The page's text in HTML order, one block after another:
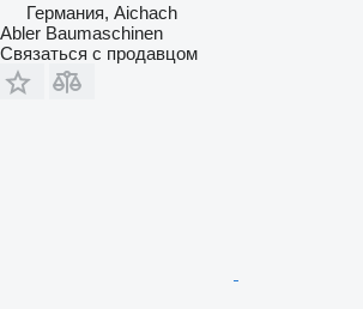
Германия, Aichach
Abler Baumaschinen
Связаться с продавцом